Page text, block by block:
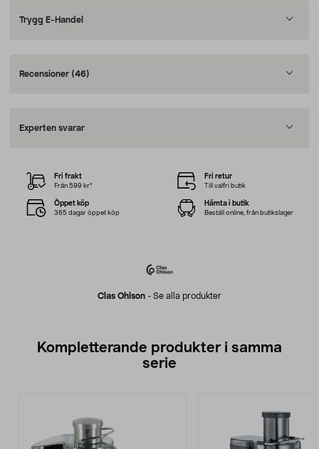
Trygg E-Handel
Recensioner (46)
Experten svarar
Clas Ohlson - Se alla produkter
Fri frakt
Från 599 kr*
Fri retur
Till valfri butik
Öppet köp
365 dagar öppet köp
Hämta i butik
Beställ online, från butikslager
Kompletterande produkter i samma
serie